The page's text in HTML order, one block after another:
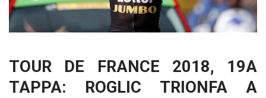
TOUR DE FRANCE 2018, 19A
TAPPA: ROGLIC TRIONFA A